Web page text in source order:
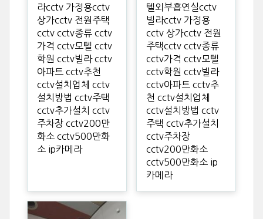
라cctv 가정용cctv
상가cctv 전원주택
cctv cctv종류 cctv
가격 cctv모텔 cctv
학원 cctv빌라 cctv
아파트 cctv추천
cctv설치업체 cctv
설치방법 cctv주택
cctv추가설치 cctv
주차장 cctv200만
화소 cctv500만화
소 ip카메라
텔외부흡연실cctv
빌라cctv 가정용
cctv 상가cctv 전원
주택cctv cctv종류
cctv가격 cctv모텔
cctv학원 cctv빌라
cctv아파트 cctv추
천 cctv설치업체
cctv설치방법 cctv
주택 cctv추가설치
cctv주차장
cctv200만화소
cctv500만화소 ip
카메라